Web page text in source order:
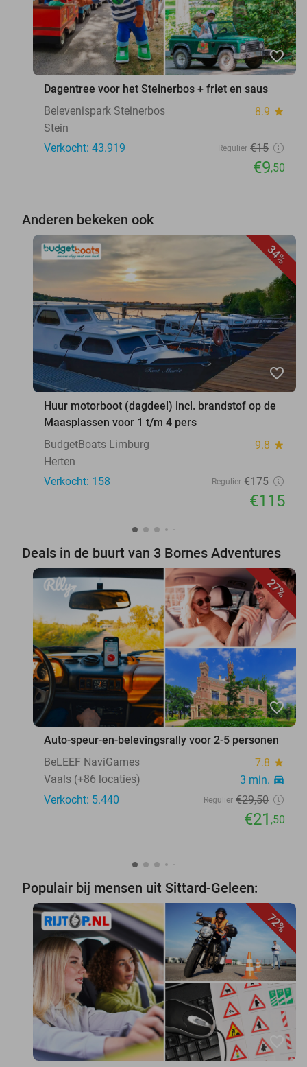
favorite_border
Dagentree voor het Steinerbos + friet en saus
Belevenispark Steinerbos
8.9 star
Stein
Verkocht: 43.919
Regulier €15
€9,50
Anderen bekeken ook
34%
favorite_border
Huur motorboot (dagdeel) incl. brandstof op de
Maasplassen voor 1 t/m 4 pers
BudgetBoats Limburg
9.8 star
Herten
Verkocht: 158
Regulier €175
€115
Deals in de buurt van 3 Bornes Adventures
27%
favorite_border
Auto-speur-en-belevingsrally voor 2-5 personen
BeLEEF NaviGames
7.8 star
Vaals (+86 locaties) 3 min. directions_car
Verkocht: 5.440 Regulier €29,50
€21 ,50
Populair bij mensen uit Sittard-Geleen:
72%
favorite_border